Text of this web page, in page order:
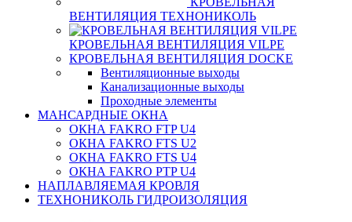
ВЕНТИЛЯЦИЯ ТЕХНОНИКОЛЬ
КРОВЕЛЬНАЯ ВЕНТИЛЯЦИЯ VILPE
КРОВЕЛЬНАЯ ВЕНТИЛЯЦИЯ DOCKE
Вентиляционные выходы
Канализационные выходы
Проходные элементы
МАНСАРДНЫЕ ОКНА
ОКНА FAKRO FTP U4
ОКНА FAKRO FTS U2
ОКНА FAKRO FTS U4
ОКНА FAKRO PTP U4
НАПЛАВЛЯЕМАЯ КРОВЛЯ
ТЕХНОНИКОЛЬ ГИДРОИЗОЛЯЦИЯ